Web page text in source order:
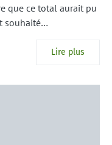
que ce total aurait pu
souhaité…
Lire plus